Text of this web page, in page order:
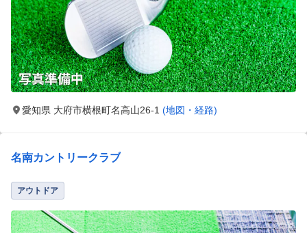
愛知県 大府市横根町名高山26-1 (地図・経路)
名南カントリークラブ
アウトドア